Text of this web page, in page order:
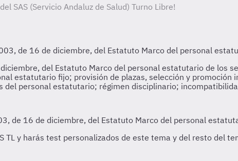
del SAS (Servicio Andaluz de Salud) Turno Libre!